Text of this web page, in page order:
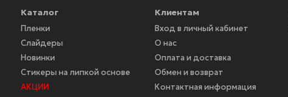
Каталог
Пленки
Слайдеры
Новинки
Стикеры на липкой основе
АКЦИИ
Клиентам
Вход в личный кабинет
О нас
Оплата и доставка
Обмен и возврат
Контактная информация